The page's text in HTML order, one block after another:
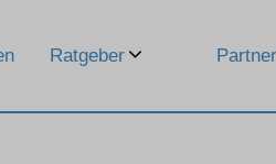
Ratgeber